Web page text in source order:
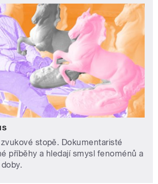
stopě. Dokumentaristé
příběhy a hledají smysl fenoménů a